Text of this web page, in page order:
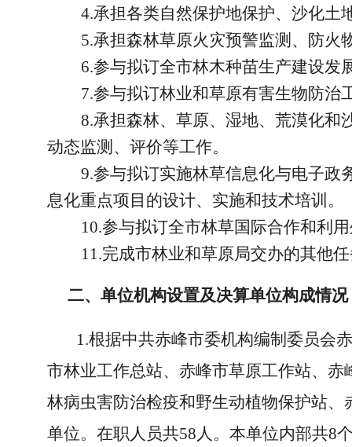
4.承担各类自然保护地保护、沙化土
5.承担森林草原火灾预警监测、防火
6.参与拟订全市林木种苗生产建设发
7.参与拟订林业和草原有害生物防治
8.承担森林、草原、湿地、荒漠化和
动态监测、评价等工作。
9.参与拟订实施林草信息化与电子政
息化重点项目的设计、实施和技术培训。
10.参与拟订全市林草国际合作和利
11.完成市林业和草原局交办的其他
二、单位机构设置及决算单位构成情况
1.根据中共赤峰市委机构编制委员会
市林业工作总站、赤峰市草原工作站、
林病虫害防治检疫和野生动植物保护站
单位。在职人员共58人。本单位内部共8